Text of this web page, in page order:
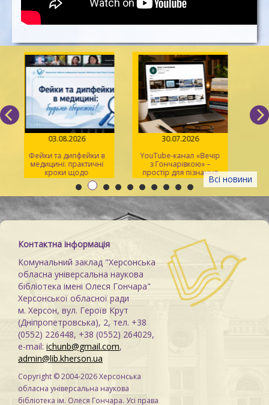
Всі новини
03.08.2026
Фейки та дипфейки в
медицині: практичні
кроки щодо
розпізнавання
30.07.2026
YouTube-канал «Вечір
з Гончарівкою» –
простір для пізнання
та натхнення
Контактна інформація
Комунальний заклад "Херсонська
обласна універсальна наукова
бібліотека імені Олеся Гончара"
Херсонської обласної ради
м. Херсон, вул. Героїв Крут
(Дніпропетровська), 2, тел. +38
(0552) 226448, +38 (0552) 264029,
e-mail: ichunb@gmail.com,
admin@lib.kherson.ua
Copyright © 2004-2026 Херсонська
обласна універсальна наукова
бібліотека ім. Олеся Гончара. Усі права